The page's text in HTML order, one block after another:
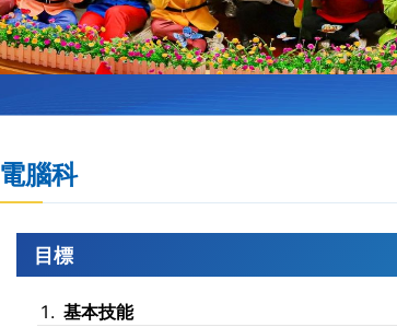
電腦科
目標
基本技能